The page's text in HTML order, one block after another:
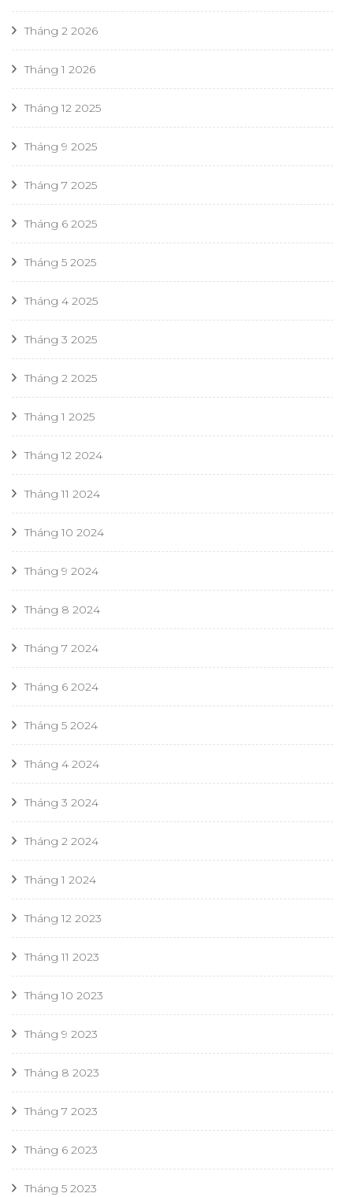
Tháng 2 2026
Tháng 1 2026
Tháng 12 2025
Tháng 9 2025
Tháng 7 2025
Tháng 6 2025
Tháng 5 2025
Tháng 4 2025
Tháng 3 2025
Tháng 2 2025
Tháng 1 2025
Tháng 12 2024
Tháng 11 2024
Tháng 10 2024
Tháng 9 2024
Tháng 8 2024
Tháng 7 2024
Tháng 6 2024
Tháng 5 2024
Tháng 4 2024
Tháng 3 2024
Tháng 2 2024
Tháng 1 2024
Tháng 12 2023
Tháng 11 2023
Tháng 10 2023
Tháng 9 2023
Tháng 8 2023
Tháng 7 2023
Tháng 6 2023
Tháng 5 2023